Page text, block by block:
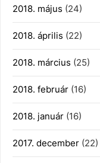
2018. május (24)
2018. április (22)
2018. március (25)
2018. február (16)
2018. január (16)
2017. december (22)